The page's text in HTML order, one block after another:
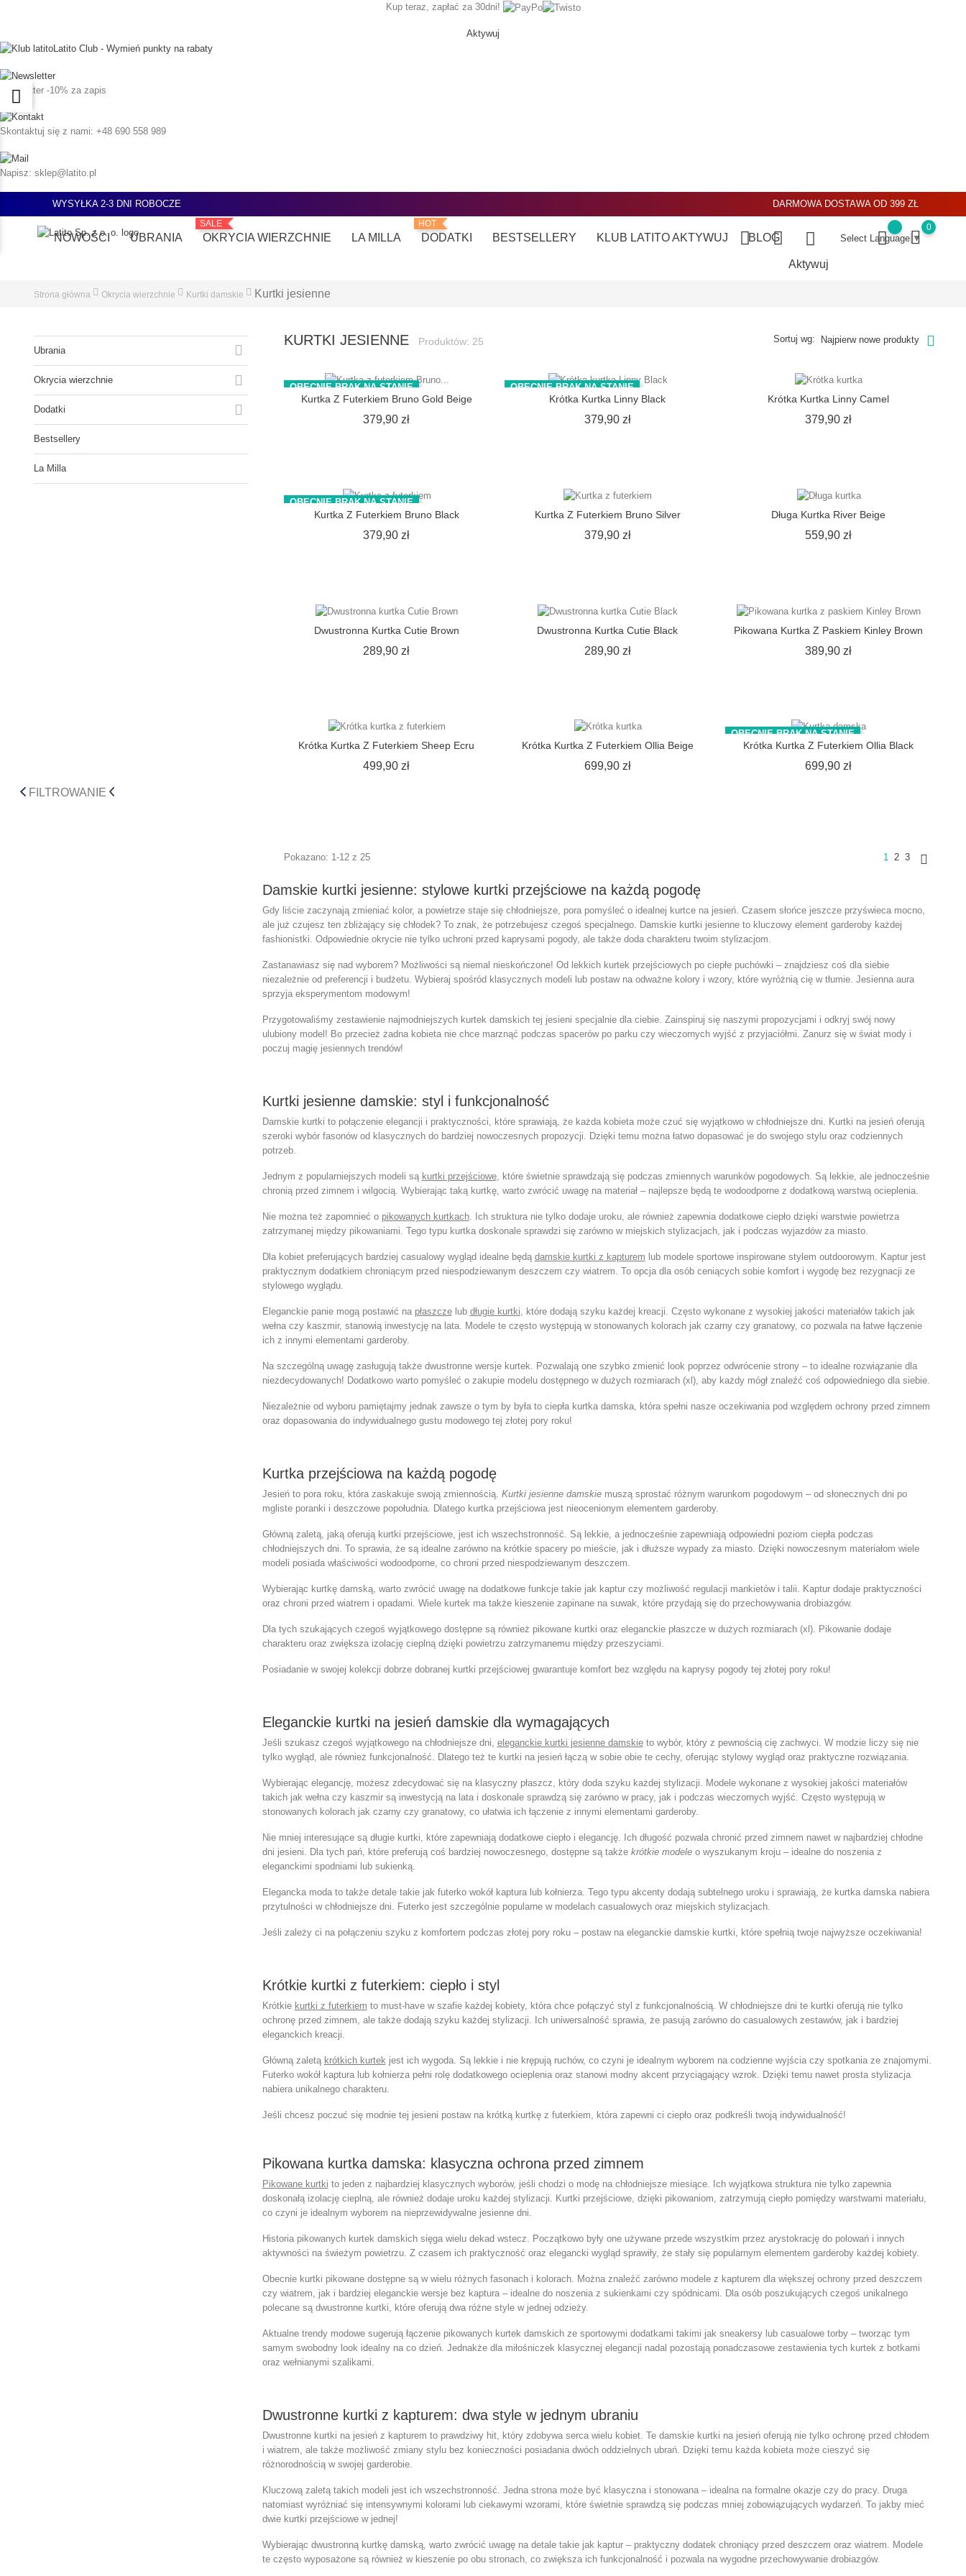
Kup teraz, zapłać za 30dni!
Aktywuj
Latito Club - Wymień punkty na rabaty
Newsletter -10% za zapis
Skontaktuj się z nami: +48 690 558 989
Napisz: sklep@latito.pl
WYSYŁKA 2-3 DNI ROBOCZE DARMOWA DOSTAWA OD 399 ZŁ
NOWOŚCI UBRANIA
SALE
OKRYCIA WIERZCHNIE LA MILLA
HOT
DODATKI BESTSELLERY KLUB LATITOAKTYWUJ BLOG
0
Aktywuj
Select Language ▼
Strona główna Okrycia wierzchnie Kurtki damskie Kurtki jesienne
Ubrania 
Okrycia wierzchnie 
Dodatki 
Bestsellery
La Milla
KURTKI JESIENNE Produktów: 25 Sortuj wg: Najpierw nowe produkty
FILTROWANIE
OBECNIE BRAK NA STANIE
Kurtka Z Futerkiem Bruno Gold Beige
379,90 złCena
OBECNIE BRAK NA STANIE
Krótka Kurtka Linny Black
379,90 złCena
Krótka Kurtka Linny Camel
379,90 złCena
OBECNIE BRAK NA STANIE
Kurtka Z Futerkiem Bruno Black
379,90 złCena
Kurtka Z Futerkiem Bruno Silver
379,90 złCena
Długa Kurtka River Beige
559,90 złCena
Dwustronna Kurtka Cutie Brown
289,90 złCena
Dwustronna Kurtka Cutie Black
289,90 złCena
Pikowana Kurtka Z Paskiem Kinley Brown
389,90 złCena
Krótka Kurtka Z Futerkiem Sheep Ecru
499,90 złCena
Krótka Kurtka Z Futerkiem Ollia Beige
699,90 złCena
OBECNIE BRAK NA STANIE
Krótka Kurtka Z Futerkiem Ollia Black
699,90 złCena
Pokazano: 1-12 z 25 1 2 3 
Damskie kurtki jesienne: stylowe kurtki przejściowe na każdą pogodę
Gdy liście zaczynają zmieniać kolor, a powietrze staje się chłodniejsze, pora pomyśleć o idealnej kurtce na jesień. Czasem słońce jeszcze przyświeca mocno,
ale już czujesz ten zbliżający się chłodek? To znak, że potrzebujesz czegoś specjalnego. Damskie kurtki jesienneto kluczowy element garderoby każdej
fashionistki. Odpowiednie okrycie nie tylko uchroni przed kaprysami pogody, ale także doda charakteru twoim stylizacjom.
Zastanawiasz się nad wyborem? Możliwości są niemal nieskończone! Od lekkich kurtek przejściowych po ciepłe puchówki – znajdziesz coś dla siebie
niezależnie od preferencji i budżetu. Wybieraj spośród klasycznych modeli lub postaw na odważne kolory i wzory, które wyróżnią cię w tłumie. Jesienna aura
sprzyja eksperymentom modowym!
Przygotowaliśmy zestawienie najmodniejszych kurtek damskich tej jesieni specjalnie dla ciebie. Zainspiruj się naszymi propozycjami i odkryj swój nowy
ulubiony model! Bo przecież żadna kobieta nie chce marznąć podczas spacerów po parku czy wieczornych wyjść z przyjaciółmi. Zanurz się w świat mody i
poczuj magię jesiennych trendów!
Kurtki jesienne damskie: styl i funkcjonalność
Damskie kurtki to połączenie elegancji i praktyczności, które sprawiają, że każda kobieta może czuć się wyjątkowo w chłodniejsze dni. Kurtki na jesieńoferują
szeroki wybór fasonów od klasycznych do bardziej nowoczesnych propozycji. Dzięki temu można łatwo dopasować je do swojego stylu oraz codziennych
potrzeb.
Jednym z popularniejszych modeli są kurtki przejściowe, które świetnie sprawdzają się podczas zmiennych warunków pogodowych. Są lekkie, ale jednocześnie
chronią przed zimnem i wilgocią. Wybierając taką kurtkę, warto zwrócić uwagę na materiał – najlepsze będą te wodoodporne z dodatkową warstwą ocieplenia.
Nie można też zapomnieć o pikowanych kurtkach. Ich struktura nie tylko dodaje uroku, ale również zapewnia dodatkowe ciepło dzięki warstwie powietrza
zatrzymanej między pikowaniami. Tego typu kurtka doskonale sprawdzi się zarówno w miejskich stylizacjach, jak i podczas wyjazdów za miasto.
Dla kobiet preferujących bardziej casualowy wygląd idealne będą damskie kurtki z kapturem lub modele sportowe inspirowane stylem outdoorowym. Kaptur jest
praktycznym dodatkiem chroniącym przed niespodziewanym deszczem czy wiatrem. To opcja dla osób ceniących sobie komfort i wygodę bez rezygnacji ze
stylowego wyglądu.
Eleganckie panie mogą postawić na płaszczelub długie kurtki, które dodają szyku każdej kreacji. Często wykonane z wysokiej jakości materiałów takich jak
wełna czy kaszmir, stanowią inwestycję na lata. Modele te często występują w stonowanych kolorach jak czarny czy granatowy, co pozwala na łatwe łączenie
ich z innymi elementami garderoby.
Na szczególną uwagę zasługują także dwustronne wersje kurtek. Pozwalają one szybko zmienić look poprzez odwrócenie strony – to idealne rozwiązanie dla
niezdecydowanych! Dodatkowo warto pomyśleć o zakupie modelu dostępnego w dużych rozmiarach (xl ), aby każdy mógł znaleźć coś odpowiedniego dla siebie.
Niezależnie od wyboru pamiętajmy jednak zawsze o tym by była to ciepła kurtka damska, która spełni nasze oczekiwania pod względem ochrony przed zimnem
oraz dopasowania do indywidualnego gustu modowego tej złotej pory roku!
Kurtka przejściowa na każdą pogodę
Jesień to pora roku, która zaskakuje swoją zmiennością. Kurtki jesienne damskiemuszą sprostać różnym warunkom pogodowym – od słonecznych dni po
mgliste poranki i deszczowe popołudnia. Dlatego kurtka przejściowa jest nieocenionym elementem garderoby.
Główną zaletą, jaką oferują kurtki przejściowe, jest ich wszechstronność. Są lekkie, a jednocześnie zapewniają odpowiedni poziom ciepła podczas
chłodniejszych dni. To sprawia, że są idealne zarówno na krótkie spacery po mieście, jak i dłuższe wypady za miasto. Dzięki nowoczesnym materiałom wiele
modeli posiada właściwości wodoodporne, co chroni przed niespodziewanym deszczem.
Wybierając kurtkę damską, warto zwrócić uwagę na dodatkowe funkcje takie jak kaptur czy możliwość regulacji mankietów i talii. Kaptur dodaje praktyczności
oraz chroni przed wiatrem i opadami. Wiele kurtek ma także kieszenie zapinane na suwak, które przydają się do przechowywania drobiazgów.
Dla tych szukających czegoś wyjątkowego dostępne są również pikowane kurtki oraz eleganckie płaszcze w dużych rozmiarach (xl). Pikowanie dodaje
charakteru oraz zwiększa izolację cieplną dzięki powietrzu zatrzymanemu między przeszyciami.
Posiadanie w swojej kolekcji dobrze dobranej kurtki przejściowej gwarantuje komfort bez względu na kaprysy pogody tej złotej pory roku!
Eleganckie kurtki na jesień damskie dla wymagających
Jeśli szukasz czegoś wyjątkowego na chłodniejsze dni, eleganckie kurtki jesienne damskieto wybór, który z pewnością cię zachwyci. W modzie liczy się nie
tylko wygląd, ale również funkcjonalność. Dlatego też te kurtki na jesieńłączą w sobie obie te cechy, oferując stylowy wygląd oraz praktyczne rozwiązania.
Wybierając elegancję, możesz zdecydować się na klasyczny płaszcz, który doda szyku każdej stylizacji. Modele wykonane z wysokiej jakości materiałów
takich jak wełna czy kaszmir są inwestycją na lata i doskonale sprawdzą się zarówno w pracy, jak i podczas wieczornych wyjść. Często występują w
stonowanych kolorach jak czarny czy granatowy, co ułatwia ich łączenie z innymi elementami garderoby.
Nie mniej interesujące są długie kurtki, które zapewniają dodatkowe ciepło i elegancję. Ich długość pozwala chronić przed zimnem nawet w najbardziej chłodne
dni jesieni. Dla tych pań, które preferują coś bardziej nowoczesnego, dostępne są także krótkie modeleo wyszukanym kroju – idealne do noszenia z
eleganckimi spodniami lub sukienką.
Elegancka moda to także detale takie jak futerko wokół kaptura lub kołnierza. Tego typu akcenty dodają subtelnego uroku i sprawiają, że kurtka damska nabiera
przytulności w chłodniejsze dni. Futerko jest szczególnie popularne w modelach casualowych oraz miejskich stylizacjach.
Jeśli zależy ci na połączeniu szyku z komfortem podczas złotej pory roku – postaw na eleganckie damskie kurtki, które spełnią twoje najwyższe oczekiwania!
Krótkie kurtki z futerkiem: ciepło i styl
Krótkie kurtki z futerkiem to must-have w szafie każdej kobiety, która chce połączyć styl z funkcjonalnością. W chłodniejsze dni te kurtki oferują nie tylko
ochronę przed zimnem, ale także dodają szyku każdej stylizacji. Ich uniwersalność sprawia, że pasują zarówno do casualowych zestawów, jak i bardziej
eleganckich kreacji.
Główną zaletą krótkich kurtekjest ich wygoda. Są lekkie i nie krępują ruchów, co czyni je idealnym wyborem na codzienne wyjścia czy spotkania ze znajomymi.
Futerko wokół kaptura lub kołnierza pełni rolę dodatkowego ocieplenia oraz stanowi modny akcent przyciągający wzrok. Dzięki temu nawet prosta stylizacja
nabiera unikalnego charakteru.
Jeśli chcesz poczuć się modnie tej jesieni postaw na krótką kurtkę z futerkiem, która zapewni ci ciepło oraz podkreśli twoją indywidualność!
Pikowana kurtka damska: klasyczna ochrona przed zimnem
Pikowane kurtki to jeden z najbardziej klasycznych wyborów, jeśli chodzi o modę na chłodniejsze miesiące. Ich wyjątkowa struktura nie tylko zapewnia
doskonałą izolację cieplną, ale również dodaje uroku każdej stylizacji. Kurtki przejściowe, dzięki pikowaniom, zatrzymują ciepło pomiędzy warstwami materiału,
co czyni je idealnym wyborem na nieprzewidywalne jesienne dni.
Historia pikowanych kurtek damskichsięga wielu dekad wstecz. Początkowo były one używane przede wszystkim przez arystokrację do polowań i innych
aktywności na świeżym powietrzu. Z czasem ich praktyczność oraz elegancki wygląd sprawiły, że stały się popularnym elementem garderoby każdej kobiety.
Obecnie kurtki pikowanedostępne są w wielu różnych fasonach i kolorach. Można znaleźć zarówno modele z kapturem dla większej ochrony przed deszczem
czy wiatrem, jak i bardziej eleganckie wersje bez kaptura – idealne do noszenia z sukienkami czy spódnicami. Dla osób poszukujących czegoś unikalnego
polecane są dwustronne kurtki, które oferują dwa różne style w jednej odzieży.
Aktualne trendy modowe sugerują łączenie pikowanych kurtek damskichze sportowymi dodatkami takimi jak sneakersy lub casualowe torby – tworząc tym
samym swobodny look idealny na co dzień. Jednakże dla miłośniczek klasycznej elegancji nadal pozostają ponadczasowe zestawienia tych kurtek z botkami
oraz wełnianymi szalikami.
Dwustronne kurtki z kapturem: dwa style w jednym ubraniu
Dwustronne kurtki na jesień z kapturem to prawdziwy hit, który zdobywa serca wielu kobiet. Te damskie kurtki na jesień oferują nie tylko ochronę przed chłodem
i wiatrem, ale także możliwość zmiany stylu bez konieczności posiadania dwóch oddzielnych ubrań. Dzięki temu każda kobieta może cieszyć się
różnorodnością w swojej garderobie.
Kluczową zaletą takich modeli jest ich wszechstronność. Jedna strona może być klasyczna i stonowana – idealna na formalne okazje czy do pracy. Druga
natomiast wyróżniać się intensywnymi kolorami lub ciekawymi wzorami, które świetnie sprawdzą się podczas mniej zobowiązujących wydarzeń. To jakby mieć
dwie kurtki przejściowe w jednej!
Wybierając dwustronną kurtkę damską, warto zwrócić uwagę na detale takie jak kaptur – praktyczny dodatek chroniący przed deszczem oraz wiatrem. Modele
te często wyposażone są również w kieszenie po obu stronach, co zwiększa ich funkcjonalność i pozwala na wygodne przechowywanie drobiazgów.